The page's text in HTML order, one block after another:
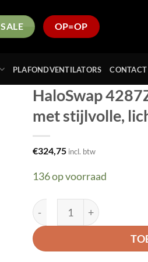
SALE OP=OP
PLAFONDVENTILATORS CONTACT
HaloSwap
met stijlvolle,
€324,75 incl. btw
136 op voorraad
HaloSwap 4287ZW –